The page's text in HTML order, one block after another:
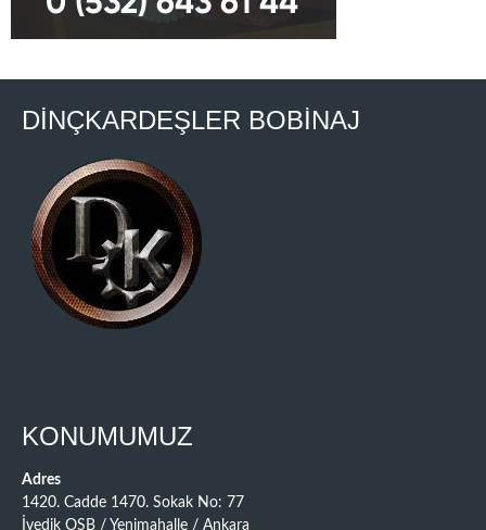
DİNÇKARDEŞLER BOBİNAJ
KONUMUMUZ
Adres
1420. Cadde 1470. Sokak No: 77
İvedik OSB / Yenimahalle / Ankara